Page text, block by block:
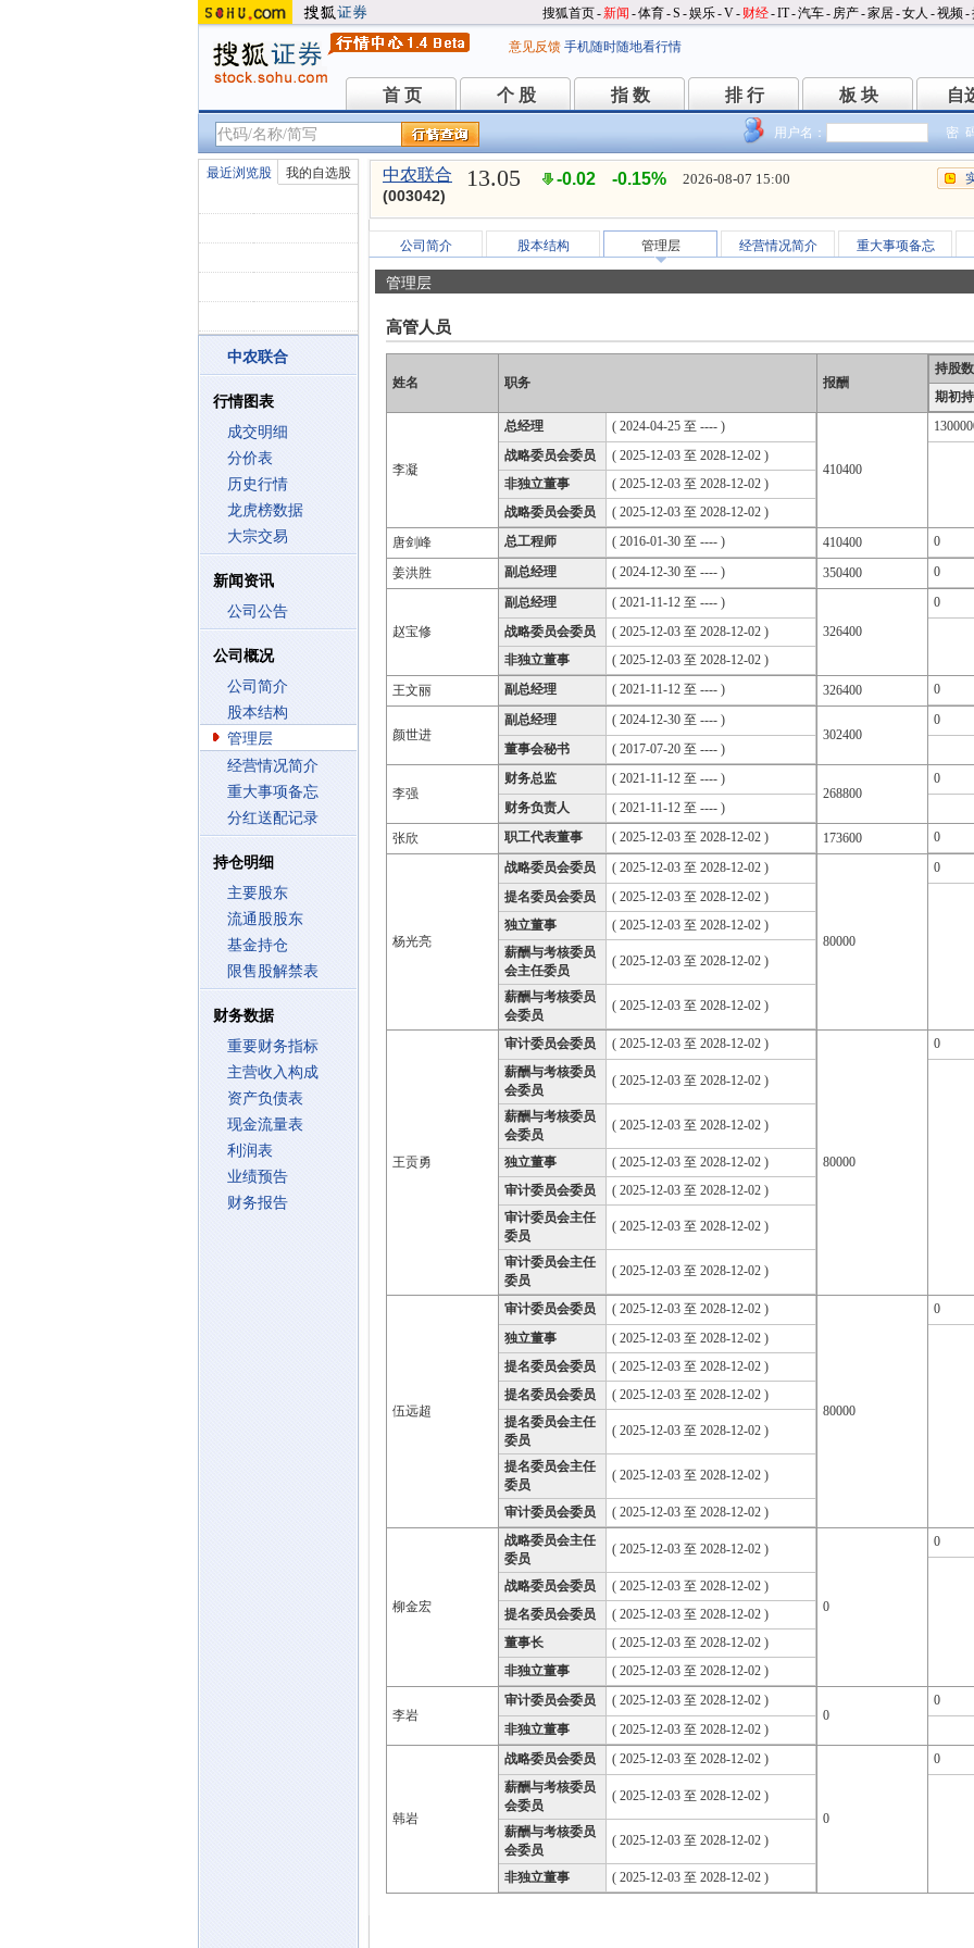
搜狐首页-新闻 -体育-S -娱乐-V- 财经-IT-汽车- 房产-家居-女人 -视频-
意见反馈 手机随时随地看行情
首 页
首 页 个 股
个 股 指 数
指 数 排 行
排 行 板 块
板 块 自
自
用户名： 密
最近浏览股 我的自选股
中农联合
行情图表
成交明细
分价表
历史行情
龙虎榜数据
大宗交易
新闻资讯
公司公告
公司概况
公司简介
股本结构
管理层
经营情况简介
重大事项备忘
分红送配记录
持仓明细
主要股东
流通股股东
基金持仓
限售股解禁表
财务数据
重要财务指标
主营收入构成
资产负债表
现金流量表
利润表
业绩预告
财务报告
中农联合
(003042)
13.05 -0.02 -0.15% 2026-08-07 15:00
公司简介 股本结构 管理层 经营情况简介 重大事项备忘
管理层
高管人员
姓名 职务 报酬
持股
期初
李凝
总经理
( 2024-04-25 至 ---- )
战略委员会委员
( 2025-12-03 至 2028-12-02 )
非独立董事
( 2025-12-03 至 2028-12-02 )
战略委员会委员
( 2025-12-03 至 2028-12-02 )
410400
唐剑峰 总工程师 ( 2016-01-30 至 ---- ) 410400 0
姜洪胜 副总经理 ( 2024-12-30 至 ---- ) 350400 0
赵宝修
副总经理
( 2021-11-12 至 ---- )
战略委员会委员
( 2025-12-03 至 2028-12-02 )
非独立董事
( 2025-12-03 至 2028-12-02 )
326400
0
王文丽 副总经理 ( 2021-11-12 至 ---- ) 326400 0
颜世进
副总经理
( 2024-12-30 至 ---- )
董事会秘书
( 2017-07-20 至 ---- )
302400
0
李强
财务总监
( 2021-11-12 至 ---- )
财务负责人
( 2021-11-12 至 ---- )
268800
0
张欣 职工代表董事 ( 2025-12-03 至 2028-12-02 ) 173600 0
杨光亮
战略委员会委员
( 2025-12-03 至 2028-12-02 )
提名委员会委员
( 2025-12-03 至 2028-12-02 )
独立董事
( 2025-12-03 至 2028-12-02 )
薪酬与考核委员
会主任委员
( 2025-12-03 至 2028-12-02 )
薪酬与考核委员
会委员
( 2025-12-03 至 2028-12-02 )
80000
0
王贡勇
审计委员会委员
( 2025-12-03 至 2028-12-02 )
薪酬与考核委员
会委员
( 2025-12-03 至 2028-12-02 )
薪酬与考核委员
会委员
( 2025-12-03 至 2028-12-02 )
独立董事
( 2025-12-03 至 2028-12-02 )
审计委员会委员
( 2025-12-03 至 2028-12-02 )
审计委员会主任
委员
( 2025-12-03 至 2028-12-02 )
审计委员会主任
委员
( 2025-12-03 至 2028-12-02 )
80000
0
伍远超
审计委员会委员
( 2025-12-03 至 2028-12-02 )
独立董事
( 2025-12-03 至 2028-12-02 )
提名委员会委员
( 2025-12-03 至 2028-12-02 )
提名委员会委员
( 2025-12-03 至 2028-12-02 )
提名委员会主任
委员
( 2025-12-03 至 2028-12-02 )
提名委员会主任
委员
( 2025-12-03 至 2028-12-02 )
审计委员会委员 ( 2025-12-03 至 2028-12-02 )
80000
0
柳金宏
战略委员会主任
委员
( 2025-12-03 至 2028-12-02 )
战略委员会委员
( 2025-12-03 至 2028-12-02 )
提名委员会委员
( 2025-12-03 至 2028-12-02 )
董事长
( 2025-12-03 至 2028-12-02 )
非独立董事
( 2025-12-03 至 2028-12-02 )
0
0
李岩
审计委员会委员
( 2025-12-03 至 2028-12-02 )
非独立董事
( 2025-12-03 至 2028-12-02 )
0
0
韩岩
战略委员会委员
( 2025-12-03 至 2028-12-02 )
薪酬与考核委员
会委员
( 2025-12-03 至 2028-12-02 )
薪酬与考核委员
会委员
( 2025-12-03 至 2028-12-02 )
非独立董事 ( 2025-12-03 至 2028-12-02 )
0
0